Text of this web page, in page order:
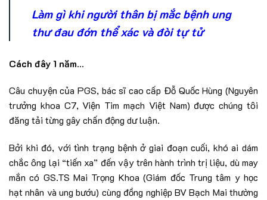
Làm gì khi người thân bị mắc bệnh ung
thư đau đớn thể xác và đòi tự tử
Cách đây 1 năm…
Câu chuyện của PGS, bác sĩ cao cấp Đỗ Quốc Hùng (Nguyên
trưởng khoa C7, Viện Tim mạch Việt Nam) được chúng tôi
đăng tải từng gây chấn động dư luận.
Bởi khi đó, với tình trạng bệnh ở giai đoạn cuối, khó ai dám
chắc ông lại “tiến xa” đến vậy trên hành trình trị liệu, dù may
mắn có GS.TS Mai Trọng Khoa (Giám đốc Trung tâm y học
hạt nhân và ung bướu) cùng đồng nghiệp BV Bạch Mai thường